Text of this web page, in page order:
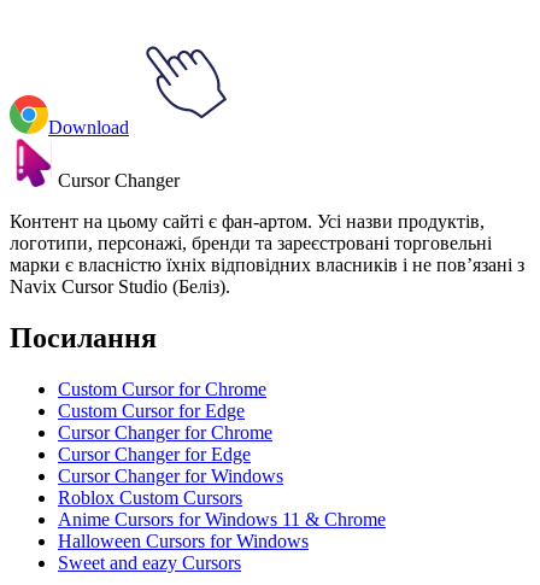
Download
Cursor Changer
Контент на цьому сайті є фан-артом. Усі назви продуктів,
логотипи, персонажі, бренди та зареєстровані торговельні
марки є власністю їхніх відповідних власників і не пов’язані з
Navix Cursor Studio (Беліз).
Посилання
Custom Cursor for Chrome
Custom Cursor for Edge
Cursor Changer for Chrome
Cursor Changer for Edge
Cursor Changer for Windows
Roblox Custom Cursors
Anime Cursors for Windows 11 & Chrome
Halloween Cursors for Windows
Sweet and eazy Cursors